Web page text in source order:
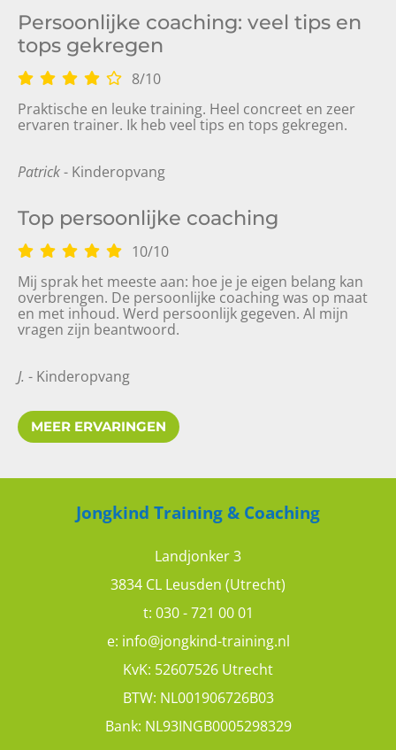
Persoonlijke coaching: veel tips en
tops gekregen
8/10
Praktische en leuke training. Heel concreet en zeer
ervaren trainer. Ik heb veel tips en tops gekregen.
Patrick- Kinderopvang
Top persoonlijke coaching
10/10
Mij sprak het meeste aan: hoe je je eigen belang kan
overbrengen. De persoonlijke coaching was op maat
en met inhoud. Werd persoonlijk gegeven. Al mijn
vragen zijn beantwoord.
J. - Kinderopvang
MEER ERVARINGEN
persoonlijke training
9 10
Persoonlijke coaching
10 10
Jongkind Training & Coaching
Landjonker 3
3834 CL Leusden (Utrecht)
t: 030 - 721 00 01
e: info@jongkind-training.nl
KvK: 52607526 Utrecht
BTW: NL001906726B03
Bank: NL93INGB0005298329